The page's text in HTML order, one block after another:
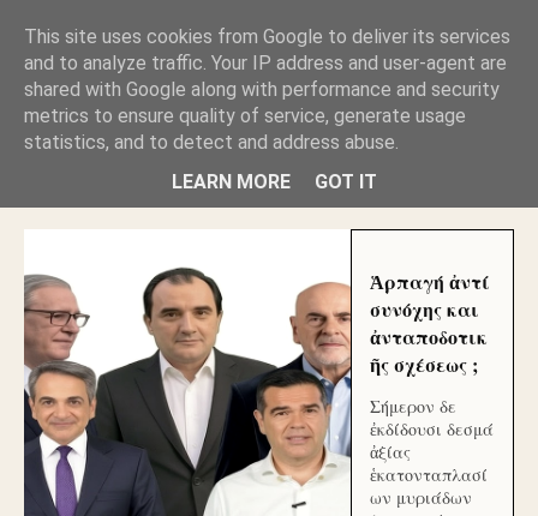
ΑΥΤΟΧΘΟΝΕΣ ΜΟΥ ΕΚΛΕΙΣΑΝ ΤΑ ΣΟΣΙΑΛ ΚΑΙ
ΦΙΜΩΣΑΝ ΤΟ SITE. ΟΙ ΧΙΛΙΑΔΕΣ ΜΙΚΡΟΕΠΕΝΔΥΤΕΣ
ΕΠΕΝΔΥΣΑΤΕ ΓΙΑ ΛΕΗΛΑΣΙΑ ΚΑΙ ΕΓΚΛΗΜΑ ?
ΓΛΥΦΑΔΑ WEB |ΟΙ ΜΕΓΑΛΟΙ ΚΛΕΠΤΑΙ ΑΠΟ ΤΟ
ΜΙΚΡΟΝ ΑΠΑΓΟΥΣΙ
Ἁρπαγή ἀντί
συνόχης και
ἀνταποδοτικ
ῆς σχέσεως ;
Σήμερον δε
ἐκδίδουσι δεσμά
ἀξίας
ἑκατονταπλασί
ων μυριάδων
This site uses cookies from Google to deliver its services
and to analyze traffic. Your IP address and user-agent are
shared with Google along with performance and security
metrics to ensure quality of service, generate usage
statistics, and to detect and address abuse.
LEARN MORE
GOT IT